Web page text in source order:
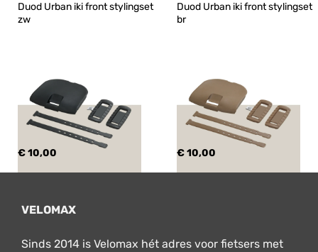
Duod Urban iki front stylingset
zw
€ 10,00
Duod Urban iki front stylingset
br
€ 10,00
VELOMAX
Sinds 2014 is Velomax hét adres voor fietsers met